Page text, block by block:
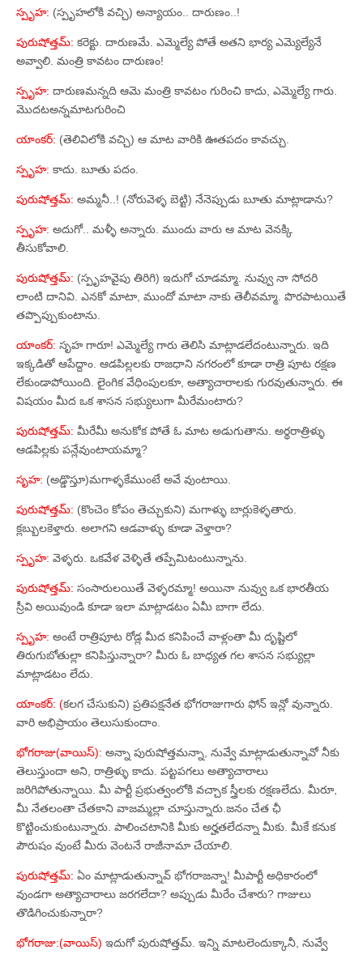
స్పృహ: (స్పృహలోకి వచ్చి) అన్యాయం.. దారుణం..!
పురుషోత్తమ్‌: కరెక్టు. దారుణమే. ఎమ్మెల్యే పోతే అతని భార్య ఎమ్యెల్యేనే
అవ్వాలి. మంత్రి కావటం దారుణం!
స్పృహ: దారుణమన్నది ఆమె మంత్రి కావటం గురించి కాదు, ఎమ్మెల్యే గారు.
మొదటఅన్నమాటగురించి
యాంకర్‌: (తెలివిలోకి వచ్చి) ఆ మాట వారికి ఊతపదం కావచ్చు.
స్పృహ: కాదు. బూతు పదం.
పురుషోత్తమ్‌: అమ్మనీ..! (నోరువెళ్ళ బెట్టి) నేనెప్పుడు బూతు మాట్లాడాను?
స్పృహ: అదుగో.. మళ్ళీ అన్నారు. ముందు వారు ఆ మాట వెనక్కి
తీసుకోవాలి.
పురుషోత్తమ్‌: (స్పృహవైపు తిరిగి) ఇదుగో చూడమ్మా. నువ్వు నా సోదరి
లాంటి దానివి. ఎనకో మాటా, ముందో మాటా నాకు తెలీవమ్మా. పొరపాటయితే
తప్పొప్పుకుంటాను.
యాంకర్‌: సృహ గారూ! ఎమ్మెల్యే గారు తెలిసి మాట్లాడలేదంటున్నారు. ఇది
ఇక్కడితో ఆపేద్దాం. ఆడపిల్లలకు రాజధాని నగరంలో కూడా రాత్రి పూట రక్షణ
లేకుండాపోయింది. లైంగిక వేధింపులకూ, అత్యాచారాలకు గురవుతున్నారు. ఈ
విషయం మీద ఒక శాసన సభ్యులుగా మీరేమంటారు?
పురుషోత్తమ్‌: మీరేమీ అనుకోక పోతే ఓ మాట అడుగుతాను. అర్థరాత్రిళ్ళు
ఆడపిల్లకు పన్లేవుంటాయమ్మా?
సృహ: (అడ్డొస్తూ)మగాళ్ళకేముంటే అవే వుంటాయి.
పురుషోత్తమ్‌: (కొంచెం కోపం తెచ్చుకుని) మగాళ్ళు బార్లుకెళ్ళతారు.
క్లబ్బులకెళ్తారు. అలాగని ఆడవాళ్ళు కూడా వెళ్తారా?
స్పృహ: వెళ్ళరు. ఒకవేళ వెళ్ళితే తప్పేమిటంటున్నాను.
పురుషోత్తమ్‌: సంసారులయితే వెళ్ళరమ్మా! అయినా నువ్వు ఒక భారతీయ
స్రీవి అయివుండి కూడా ఇలా మాట్లాడటం ఏమీ బాగా లేదు.
స్పృహ: అంటే రాత్రిపూట రోడ్ల మీద కనిపించే వాళ్లంతా మీ దృష్టిలో
తిరుగుబోతుల్లా కనిపిస్తున్నారా? మీరు ఓ బాధ్యత గల శాసన సభ్యుల్లా
మాట్లాడటం లేదు.
యాంకర్‌: (కలగ చేసుకుని) ప్రతిపక్షనేత భోగరాజుగారు ఫోన్‌ ఇన్లో వున్నారు.
వారి అభిప్రాయం తెలుసుకుందాం.
భోగరాజు(వాయిస్‌): అన్నా పురుషోత్తమన్నా, నువ్వే మాట్లాడుతున్నావో నీకు
తెలుస్తుందా అని, రాత్రిళ్ళు కాదు. పట్టపగలు అత్యాచారాలు
జరిగిపోతున్నాయి. మీ పార్టీ ప్రభుత్వంలోకి వచ్చాక స్త్రీలకు రక్షణలేదు. మీరూ,
మీ నేతలంతా చేతకాని వాజమ్మల్లా చూస్తున్నారు.జనం చేత ఛీ
కొట్టించుకుంటున్నారు. పాలించటానికి మీకు అర్హతలేదన్నా మీకు. మీకే కనుక
పౌరుషం వుంటే మీరు వెంటనే రాజీనామా చేయాలి.
పురుషోత్తమ్‌: ఏం మాట్లాడుతున్నావ్‌ భోగరాజన్నా! మీపార్టీ అధికారంలో
వుండగా అత్యాచారాలు జరగలేదా? అప్పుడు మీరేం చేశారు? గాజులు
తొడిగించుకున్నారా?
భోగరాజు:(వాయిస్‌) ఇదుగో పురుషోత్తమ్‌. ఇన్ని మాటలెందుక్కానీ, నువ్వే